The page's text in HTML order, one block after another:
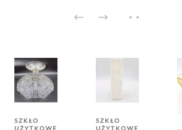
SZKŁO
UŻYTKOWE
SZKŁO
UŻYTKOWE